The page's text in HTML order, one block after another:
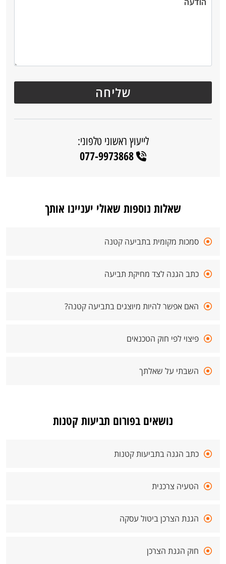
לייעוץ ראשוני טלפוני:
077-9973868
שאלות נוספות שאולי יעניינו אותך
סמכות מקומית בתביעה קטנה
כתב הגנה לצד מחיקת תביעה
האם אפשר להיות מיוצגים בתביעה קטנה?
פיצוי לפי חוק הטכנאים
השבתי על שאלתך
נושאים בפורום תביעות קטנות
כתב הגנה בתביעות קטנות
הטעיה צרכנית
הגנת הצרכן ביטול עסקה
חוק הגנת הצרכן